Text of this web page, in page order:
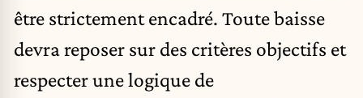
être strictement encadré. Toute baisse
devra reposer sur des critères objectifs et
respecter une logique de